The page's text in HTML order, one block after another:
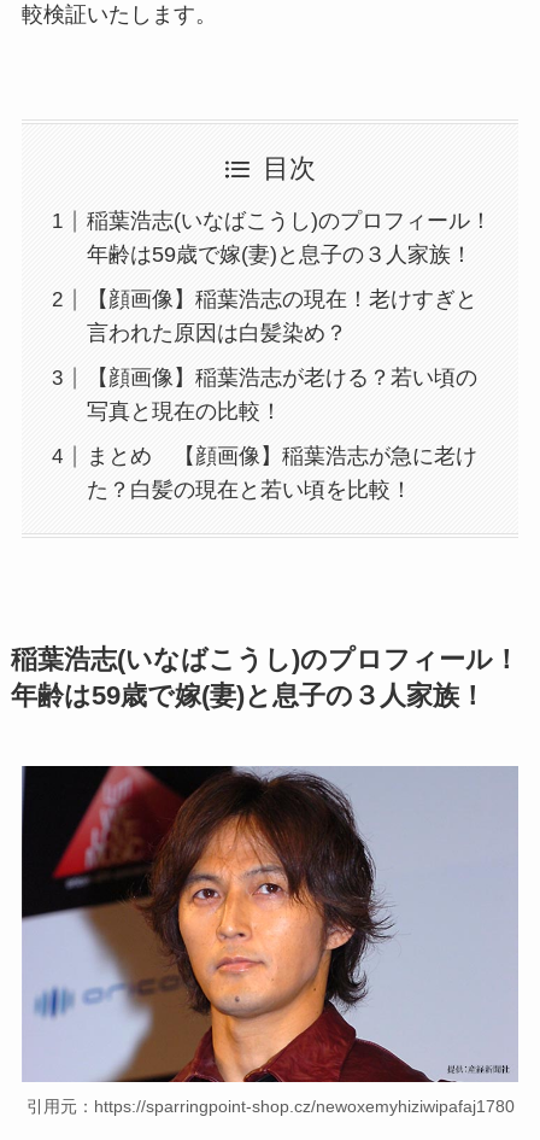
較検証いたします。
目次
稲葉浩志(いなばこうし)のプロフィール！
年齢は59歳で嫁(妻)と息子の３人家族！
【顔画像】稲葉浩志の現在！老けすぎと
言われた原因は白髪染め？
【顔画像】稲葉浩志が老ける？若い頃の
写真と現在の比較！
まとめ 【顔画像】稲葉浩志が急に老け
た？白髪の現在と若い頃を比較！
稲葉浩志(いなばこうし)のプロフィール！
年齢は59歳で嫁(妻)と息子の３人家族！
引用元：https://sparringpoint-shop.cz/newoxemyhiziwipafaj1780